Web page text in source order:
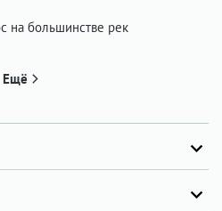
на большинстве рек
Ещё